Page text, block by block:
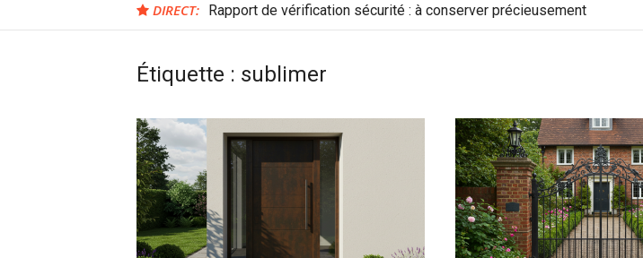
DIRECT: Rapport de vérification sécurité : à conserver précieusement
Étiquette : sublimer